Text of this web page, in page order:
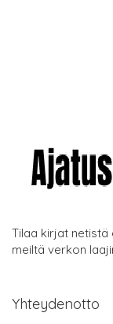
Tilaa kirjat netistä
meiltä verkon
Yhteydenotto